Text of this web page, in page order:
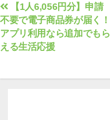
投
稿
ナ
ビ
【1人6,056円分】申請
不要で電子商品券が届く！
アプリ利用なら追加でもら
える生活応援